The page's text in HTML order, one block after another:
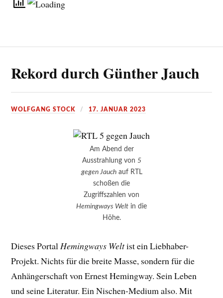
Rekord durch Günther Jauch
WOLFGANG STOCK 17. JANUAR 2023
Am Abend der
Ausstrahlung von 5
gegen Jauchauf RTL
schoßen die
Zugriffszahlen von
Hemingways Welt in die
Höhe.
Dieses PortalHemingways Weltist ein Liebhaber-
Projekt. Nichts für die breite Masse, sondern für die
Anhängerschaft von Ernest Hemingway. Sein Leben
und seine Literatur. Ein Nischen-Medium also. Mit